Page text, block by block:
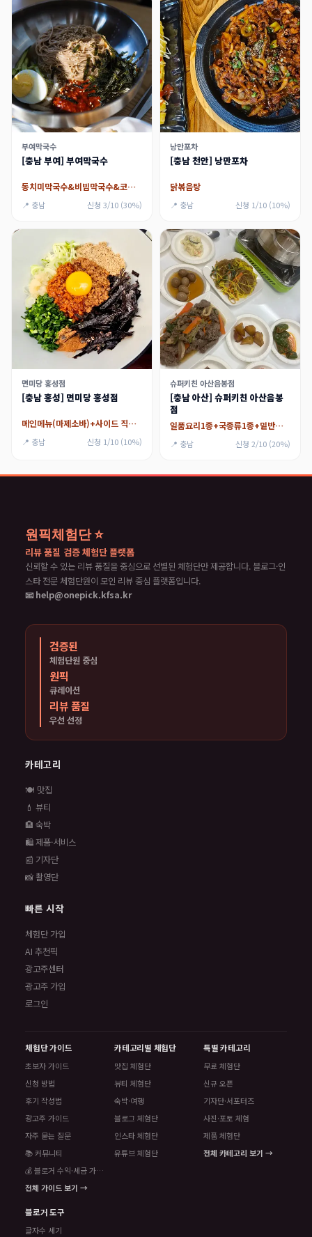
부여막국수
[충남 부여] 부여막국수
동치미막국수&비빔막국수&코다리비빔막국수
📍 충남 신청 3/10 (30%)
낭만포차
[충남 천안] 낭만포차
닭볶음탕
📍 충남 신청 1/10 (10%)
면미당 홍성점
[충남 홍성] 면미당 홍성점
메인메뉴(마제소바)+사이드 직화구이+무료 아메리카노(아이스/핫)
📍 충남 신청 1/10 (10%)
슈퍼키친 아산음봉점
[충남 아산] 슈퍼키친 아산음봉
점
일품요리1종+국종류1종+밑반찬2개
📍 충남 신청 2/10 (20%)
원픽체험단 ⭐
리뷰 품질 검증 체험단 플랫폼
신뢰할 수 있는 리뷰 품질을 중심으로 선별된 체험단만 제공합니다. 블로그·인
스타 전문 체험단원이 모인 리뷰 중심 플랫폼입니다.
📧 help@onepick.kfsa.kr
검증된
체험단원 중심
원픽
큐레이션
리뷰 품질
우선 선정
카테고리
🍽️ 맛집
💄 뷰티
🏨 숙박
🛍️ 제품·서비스
📰 기자단
📸 촬영단
빠른 시작
체험단 가입
AI 추천픽
광고주센터
광고주 가입
로그인
체험단 가이드
초보자 가이드
신청 방법
후기 작성법
광고주 가이드
자주 묻는 질문
📚 커뮤니티
💰 블로거 수익·세금 가이드
전체 가이드 보기 →
카테고리별 체험단
맛집 체험단
뷰티 체험단
숙박·여행
블로그 체험단
인스타 체험단
유튜브 체험단
특별 카테고리
무료 체험단
신규 오픈
기자단·서포터즈
사진·포토 체험
제품 체험단
전체 카테고리 보기 →
블로거 도구
글자수 세기